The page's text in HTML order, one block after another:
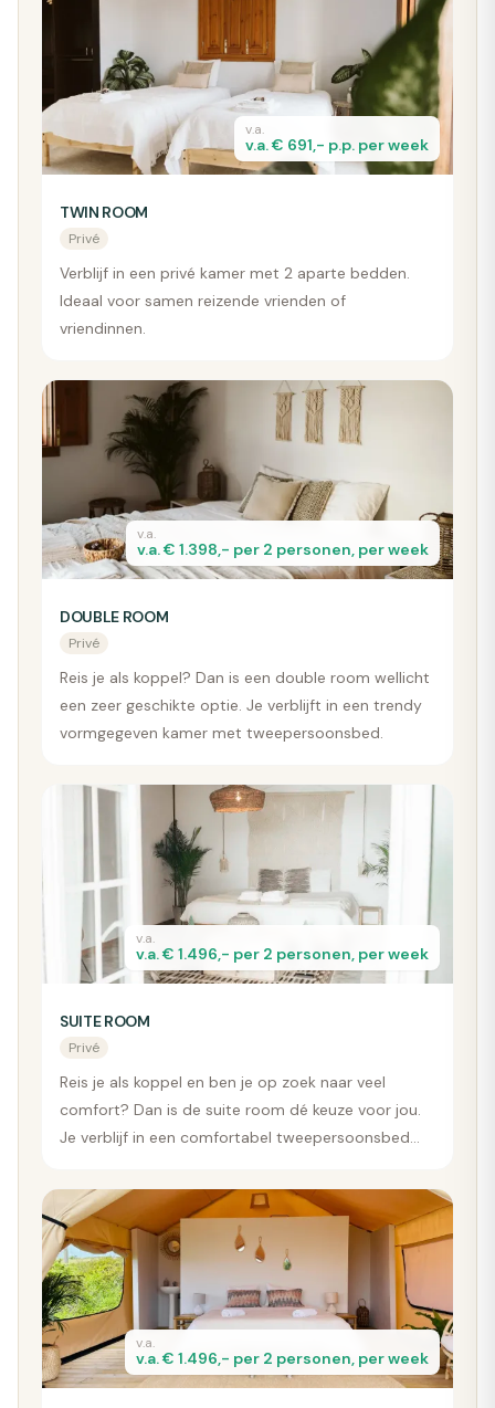
v.a.
v.a. € 691,- p.p. per week
TWIN ROOM
Privé
Verblijf in een privé kamer met 2 aparte bedden.
Ideaal voor samen reizende vrienden of
vriendinnen.
v.a.
v.a. € 1.398,- per 2 personen, per week
DOUBLE ROOM
Privé
Reis je als koppel? Dan is een double room wellicht
een zeer geschikte optie. Je verblijft in een trendy
vormgegeven kamer met tweepersoonsbed.
v.a.
v.a. € 1.496,- per 2 personen, per week
SUITE ROOM
Privé
Reis je als koppel en ben je op zoek naar veel
comfort? Dan is de suite room dé keuze voor jou.
Je verblijf in een comfortabel tweepersoonsbed
v.a.
v.a. € 1.496,- per 2 personen, per week